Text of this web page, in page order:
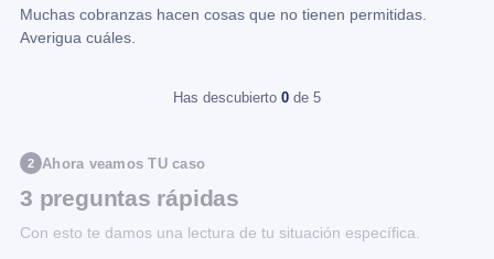
Muchas cobranzas hacen cosas que no tienen permitidas.
Averigua cuáles.
Has descubierto 0 de 5
2 Ahora veamos TU caso
3 preguntas rápidas
Con esto te damos una lectura de tu situación específica.